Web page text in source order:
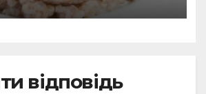
відповідь